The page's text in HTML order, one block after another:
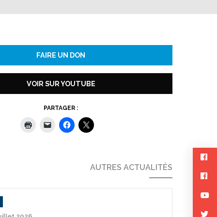
FAIRE UN DON
VOIR SUR YOUTUBE
PARTAGER :
AUTRES ACTUALITÉS